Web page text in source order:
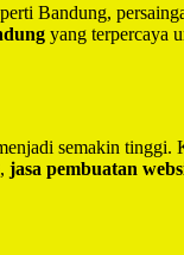
Bandung,
yang terpercaya
semakin tinggi.
, jasa pembuatan